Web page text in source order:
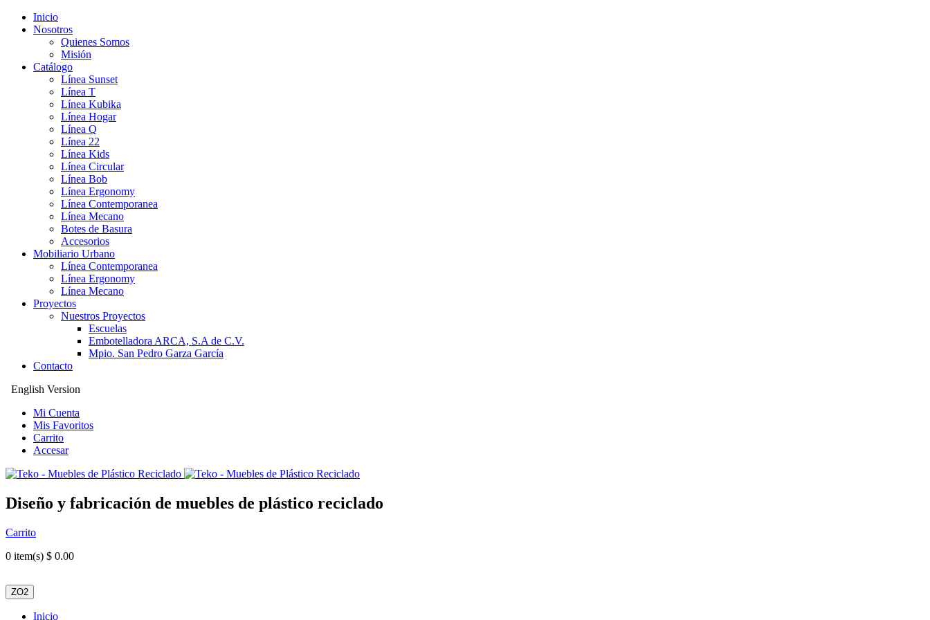
Inicio
Nosotros
Quienes Somos
Misión
Catálogo
Línea Sunset
Línea T
Línea Kubika
Línea Hogar
Línea Q
Línea 22
Línea Kids
Línea Circular
Línea Bob
Línea Ergonomy
Línea Contemporanea
Línea Mecano
Botes de Basura
Accesorios
Mobiliario Urbano
Línea Contemporanea
Línea Ergonomy
Línea Mecano
Proyectos
Nuestros Proyectos
Escuelas
Embotelladora ARCA, S.A de C.V.
Mpio. San Pedro Garza García
Contacto
English Version
Mi Cuenta
Mis Favoritos
Carrito
Accesar
Diseño y fabricación de muebles de plástico reciclado
Carrito
0 item(s) $ 0.00
ZO2
Inicio